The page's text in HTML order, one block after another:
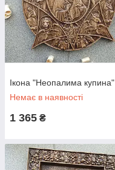
Ікона "Неопалима купина"
Немає в наявності
1 365 ₴